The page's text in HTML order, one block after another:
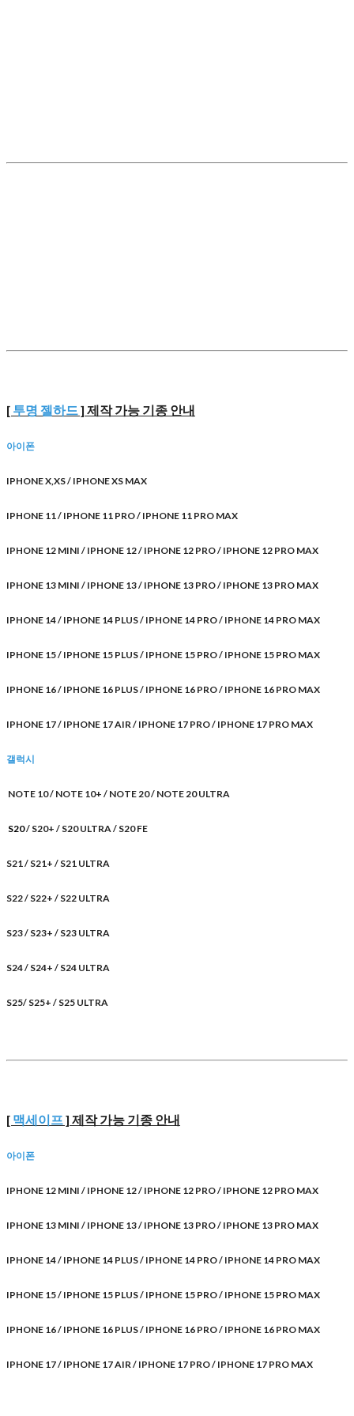
[ 투명 젤하드] 제작 가능 기종 안내
아이폰
IPHONE X,XS / IPHONE XS MAX
IPHONE 11 / IPHONE 11 PRO / IPHONE 11 PRO MAX
IPHONE 12 MINI / IPHONE 12 / IPHONE 12 PRO / IPHONE 12 PRO MAX
IPHONE 13 MINI / IPHONE 13 / IPHONE 13 PRO / IPHONE 13 PRO MAX
IPHONE 14 / IPHONE 14 PLUS / IPHONE 14 PRO / IPHONE 14 PRO MAX
IPHONE 15 / IPHONE 15 PLUS / IPHONE 15 PRO / IPHONE 15 PRO MAX
IPHONE 16 / IPHONE 16 PLUS / IPHONE 16 PRO / IPHONE 16 PRO MAX
IPHONE 17 / IPHONE 17 AIR / IPHONE 17 PRO / IPHONE 17 PRO MAX
갤럭시
NOTE 10 / NOTE 10+ / NOTE 20 / NOTE 20 ULTRA
S20/ S20+ / S20 ULTRA / S20 FE
S21 / S21+ / S21 ULTRA
S22 / S22+ / S22 ULTRA
S23 / S23+ / S23 ULTRA
S24 / S24+ / S24 ULTRA
S25/ S25+ / S25 ULTRA
[ 맥세이프] 제작 가능 기종 안내
아이폰
IPHONE 12 MINI / IPHONE 12 / IPHONE 12 PRO / IPHONE 12 PRO MAX
IPHONE 13 MINI / IPHONE 13 / IPHONE 13 PRO / IPHONE 13 PRO MAX
IPHONE 14 / IPHONE 14 PLUS / IPHONE 14 PRO / IPHONE 14 PRO MAX
IPHONE 15 / IPHONE 15 PLUS / IPHONE 15 PRO / IPHONE 15 PRO MAX
IPHONE 16 / IPHONE 16 PLUS / IPHONE 16 PRO / IPHONE 16 PRO MAX
IPHONE 17 / IPHONE 17 AIR / IPHONE 17 PRO / IPHONE 17 PRO MAX